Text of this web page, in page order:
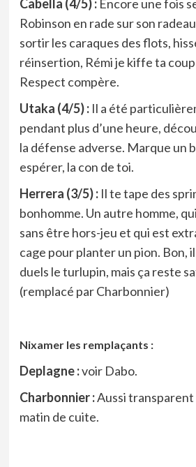
Cabella (4/5) :Encore une fois
Robinson en rade sur son
sortir les caraques des flots,
réinsertion, Rémi je kiffe ta
Respect compère.
Utaka (4/5) :Il a été
pendant plus d’une heure,
la défense adverse. Marque un
espérer, la con de toi.
Herrera (3/5) :Il te tape des
bonhomme. Un autre homme,
sans être hors-jeu et qui est
cage pour planter un pion. Bon,
duels le turlupin, mais ça reste
(remplacé par Charbonnier)
Nixamer les remplaçants :
Deplagne :voir Dabo.
Charbonnier :Aussi transparent
matin de cuite.